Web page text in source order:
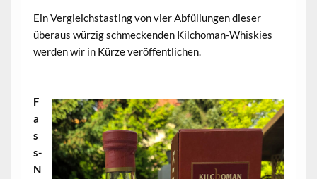
Ein Vergleichstasting von vier Abfüllungen dieser
überaus würzig schmeckenden Kilchoman-Whiskies
werden wir in Kürze veröffentlichen.
F
a
s
s-
N